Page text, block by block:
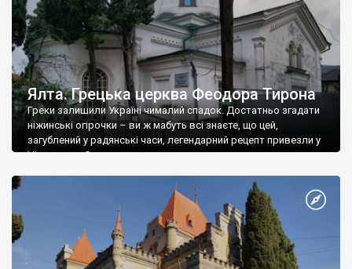
Ялта. Грецька церква Феодора Тирона
Греки залишили Україні чималий спадок. Достатньо згадати
ніжинські огірочки – ви ж мабуть всі знаєте, що цей,
загублений у радянські часи, легендарний рецепт привезли у
Ніжин греки?